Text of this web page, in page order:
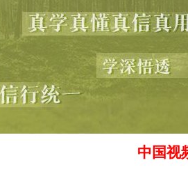
中国视
法正式实施